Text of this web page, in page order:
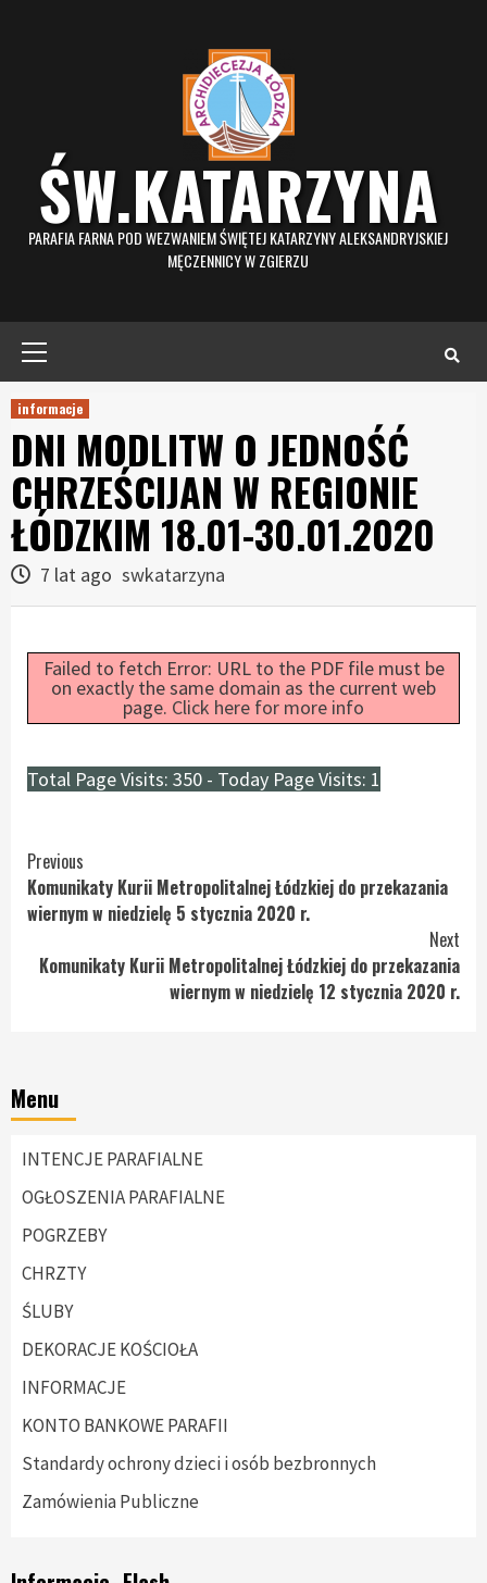
ŚW.KATARZYNA
PARAFIA FARNA POD WEZWANIEM ŚWIĘTEJ KATARZYNY ALEKSANDRYJSKIEJ
MĘCZENNICY W ZGIERZU
informacje
DNI MODLITW O JEDNOŚĆ
CHRZEŚCIJAN W REGIONIE
ŁÓDZKIM 18.01-30.01.2020
7 lat ago swkatarzyna
Failed to fetch Error: URL to the PDF file must be
on exactly the same domain as the current web
page. Click here for more info
Total Page Visits: 350 - Today Page Visits: 1
Continue
Reading
Previous
Komunikaty Kurii Metropolitalnej Łódzkiej do przekazania
wiernym w niedzielę 5 stycznia 2020 r.
Next
Komunikaty Kurii Metropolitalnej Łódzkiej do przekazania
wiernym w niedzielę 12 stycznia 2020 r.
Menu
INTENCJE PARAFIALNE
OGŁOSZENIA PARAFIALNE
POGRZEBY
CHRZTY
ŚLUBY
DEKORACJE KOŚCIOŁA
INFORMACJE
KONTO BANKOWE PARAFII
Standardy ochrony dzieci i osób bezbronnych
Zamówienia Publiczne